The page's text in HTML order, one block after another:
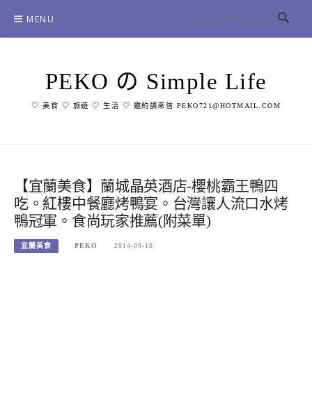
content
MENU
PEKO の Simple Life
♡ 美食 ♡ 旅遊 ♡ 生活 ♡ 邀約請來信 PEKO721@HOTMAIL.COM
【宜蘭美食】蘭城晶英酒店-櫻桃霸王鴨四
吃。紅樓中餐廳烤鴨宴。台灣讓人流口水烤
鴨冠軍。食尚玩家推薦(附菜單)
宜蘭美食 PEKO 2014-09-18